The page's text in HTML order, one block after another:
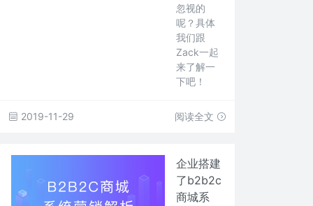
忽视的
呢？具体
我们跟
Zack一起
来了解一
下吧！
2019-11-29 阅读全文
企业搭建
了b2b2c
商城系